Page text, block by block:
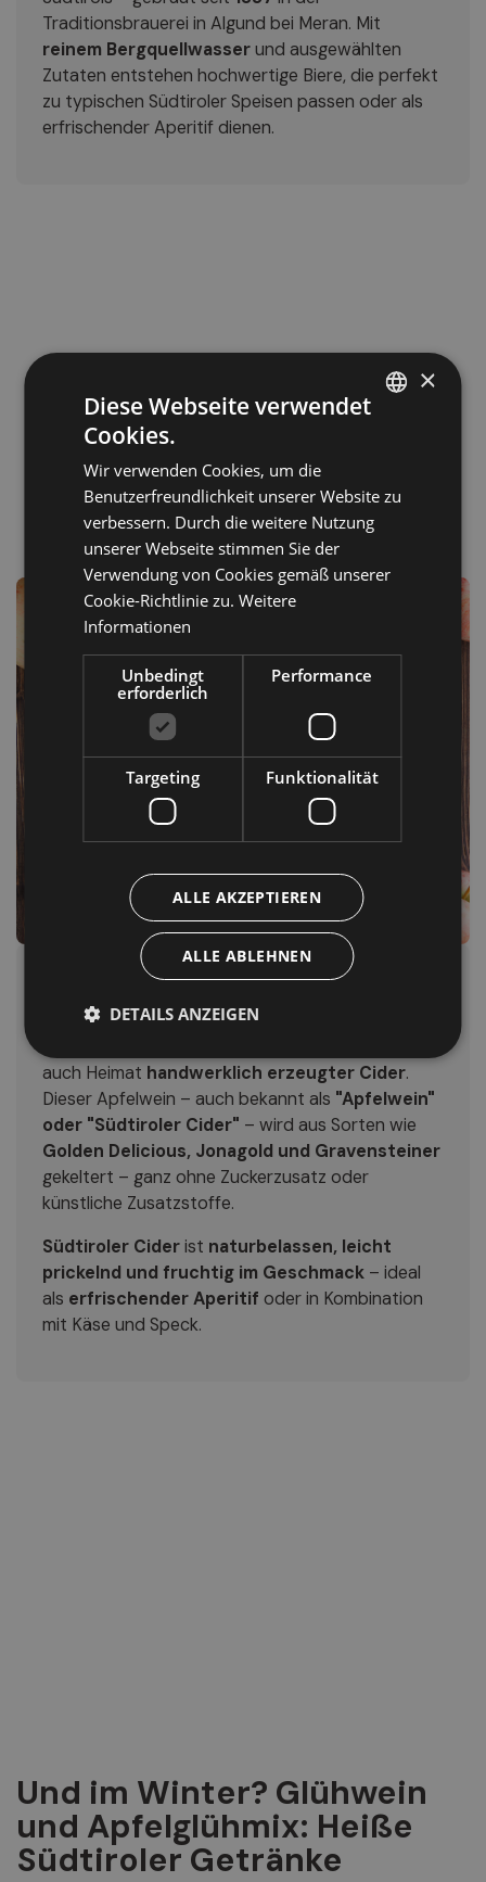
Traditionsbrauerei in Algund bei Meran. Mit
reinem Bergquellwasserund ausgewählten
Zutaten entstehen hochwertige Biere, die perfekt
zu typischen Südtiroler Speisen passen oder als
erfrischender Aperitif dienen.
Südtiroler Cider: Die Kunst der
Apfelvergärung
auch Heimat handwerklich erzeugter Cider.
Dieser Apfelwein – auch bekannt als "Apfelwein"
oder "Südtiroler Cider" – wird aus Sorten wie
Golden Delicious, Jonagold und Gravensteiner
gekeltert – ganz ohne Zuckerzusatz oder
künstliche Zusatzstoffe.
Südtiroler Ciderist naturbelassen, leicht
prickelnd und fruchtig im Geschmack – ideal
als erfrischender Aperitif oder in Kombination
mit Käse und Speck.
Und im Winter? Glühwein
und Apfelglühmix: Heiße
Südtiroler Getränke
×
Diese Webseite verwendet
Cookies.
Wir verwenden Cookies, um die
Benutzerfreundlichkeit unserer Website zu
verbessern. Durch die weitere Nutzung
unserer Webseite stimmen Sie der
Verwendung von Cookies gemäß unserer
Cookie-Richtlinie zu. Weitere
Informationen
Unbedingt
erforderlich
Performance
Targeting Funktionalität
ALLE AKZEPTIEREN
ALLE ABLEHNEN
DETAILS ANZEIGEN